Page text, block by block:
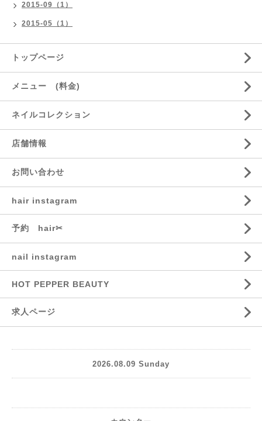
2015-09（1）
2015-05（1）
トップページ
メニュー (料金)
ネイルコレクション
店舗情報
お問い合わせ
hair instagram
予約 hair✂︎
nail instagram
HOT PEPPER BEAUTY
求人ページ
2026.08.09 Sunday